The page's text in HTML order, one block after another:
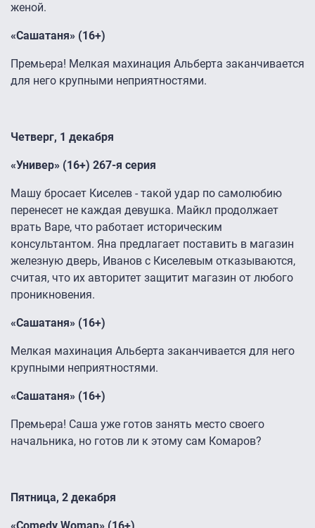
женой.
«Сашатаня» (16+)
Премьера! Мелкая махинация Альберта заканчивается
для него крупными неприятностями.
Четверг, 1 декабря
«Универ» (16+) 267-я серия
Машу бросает Киселев - такой удар по самолюбию
перенесет не каждая девушка. Майкл продолжает
врать Варе, что работает историческим
консультантом. Яна предлагает поставить в магазин
железную дверь, Иванов с Киселевым отказываются,
считая, что их авторитет защитит магазин от любого
проникновения.
«Сашатаня» (16+)
Мелкая махинация Альберта заканчивается для него
крупными неприятностями.
«Сашатаня» (16+)
Премьера! Саша уже готов занять место своего
начальника, но готов ли к этому сам Комаров?
Пятница, 2 декабря